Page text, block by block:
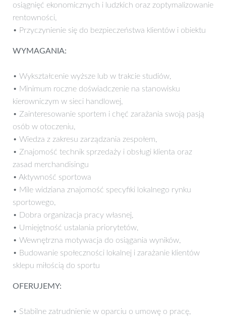
osiągnięć ekonomicznych i ludzkich oraz zoptymalizowanie
rentowności,
• Przyczynienie się do bezpieczeństwa klientów i obiektu
WYMAGANIA:
• Wykształcenie wyższe lub w trakcie studiów,
• Minimum roczne doświadczenie na stanowisku
kierowniczym w sieci handlowej,
• Zainteresowanie sportem i chęć zarażania swoją pasją
osób w otoczeniu,
• Wiedza z zakresu zarządzania zespołem,
• Znajomość technik sprzedaży i obsługi klienta oraz
zasad merchandisingu
• Aktywność sportowa
• Mile widziana znajomość specyfiki lokalnego rynku
sportowego,
• Dobra organizacja pracy własnej,
• Umiejętność ustalania priorytetów,
• Wewnętrzna motywacja do osiągania wyników,
• Budowanie społeczności lokalnej i zarażanie klientów
sklepu miłością do sportu
OFERUJEMY:
• Stabilne zatrudnienie w oparciu o umowę o pracę,